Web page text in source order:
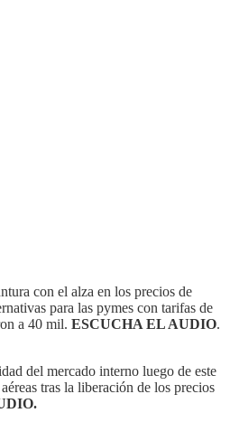
con el alza en los precios de
para las pymes con tarifas de
a 40 mil. ESCUCHA EL AUDIO.
del mercado interno luego de este
tras la liberación de los precios